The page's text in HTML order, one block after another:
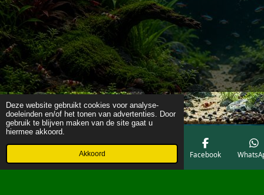
Deze website gebruikt cookies voor analyse-
doeleinden en/of het tonen van advertenties. Door
gebruik te blijven maken van de site gaat u
hiermee akkoord.
Akkoord
Telefoonnummer Facebook